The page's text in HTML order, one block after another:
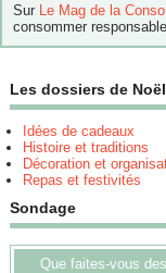
Sur
Le Mag de la Conso
consommer
Les dossiers de Noël
Idées de cadeaux
Histoire et traditions
Décoration et
Repas et festivités
Sondage
Que faites-vous